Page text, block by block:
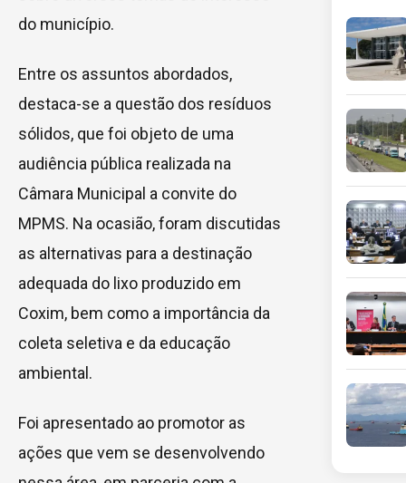
do município.
Entre os assuntos abordados,
destaca-se a questão dos resíduos
sólidos, que foi objeto de uma
audiência pública realizada na
Câmara Municipal a convite do
MPMS. Na ocasião, foram discutidas
as alternativas para a destinação
adequada do lixo produzido em
Coxim, bem como a importância da
coleta seletiva e da educação
ambiental.
Foi apresentado ao promotor as
ações que vem se desenvolvendo